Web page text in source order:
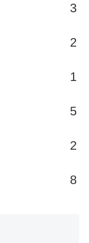
3
2
1
5
2
8